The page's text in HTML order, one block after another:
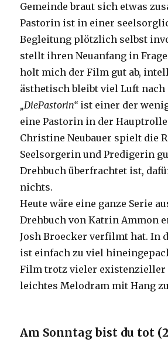
Gemeinde braut sich etwas
Pastorin ist in einer
Begleitung plötzlich selbst
stellt ihren Neuanfang in
holt mich der Film gut ab,
ästhetisch bleibt viel Luft nach
„DiePastorin“ist einer der
eine Pastorin in der
Christine Neubauer spielt die
Seelsorgerin und Predigerin
Drehbuch überfrachtet ist,
nichts.
Heute wäre eine ganze Serie
Drehbuch von Katrin Ammon
Josh Broecker verfilmt hat. In
ist einfach zu viel
Film trotz vieler existenzieller
leichtes Melodram mit Hang
Am Sonntag bist du tot